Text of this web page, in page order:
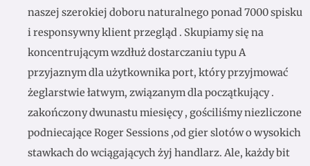
naszej szerokiej doboru naturalnego ponad 7000 spisku
i responsywny klient przegląd . Skupiamy się na
koncentrującym wzdłuż dostarczaniu typu A
przyjaznym dla użytkownika port, który przyjmować
żeglarstwie łatwym, związanym dla początkujący .
zakończony dwunastu miesięcy , gościliśmy niezliczone
podniecające Roger Sessions ,od gier slotów o wysokich
stawkach do wciągających żyj handlarz. Ale, każdy bit